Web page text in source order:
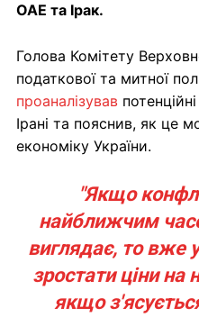
ОАЕ та Ірак.
Голова Комітету
податкової та митної
проаналізував
Ірані та пояснив, як це
економіку України.
"Якщо
найближчим
виглядає, то вже
зростати ціни
якщо